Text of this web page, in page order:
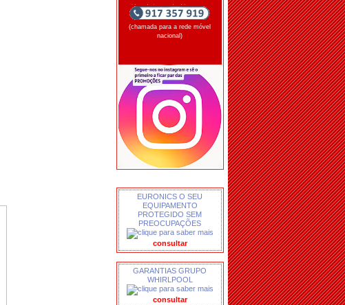
(chamada para a rede móvel
nacional)
EURONICS O SEU
EQUIPAMENTO
PROTEGIDO SEM
PREOCUPAÇÕES
consultar
GARANTIAS GRUPO
WHIRLPOOL
consultar